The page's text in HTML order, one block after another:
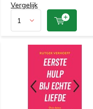
Vergelijk